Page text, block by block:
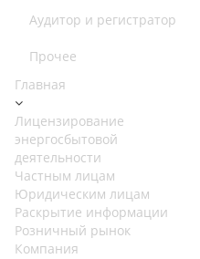
Аудитор и регистратор
Прочее
Главная
Лицензирование
энергосбытовой
деятельности
Частным лицам
Юридическим лицам
Раскрытие информации
Розничный рынок
Компания